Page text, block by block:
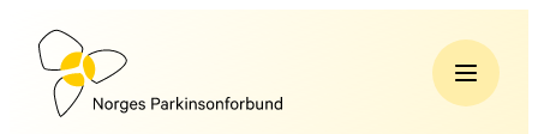
Hopp
innholdNorges